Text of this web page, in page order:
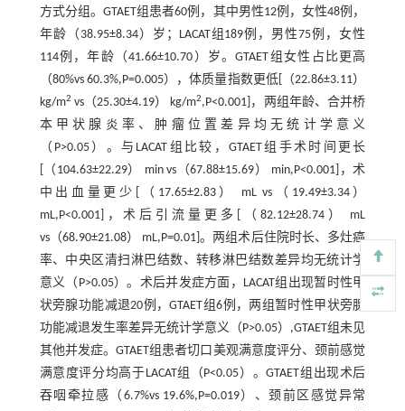
方式分组。GTAET组患者60例，其中男性12例，女性48例，
年龄（38.95±8.34）岁；LACAT组189例，男性75例，女性
114例，年龄（41.66±10.70）岁。GTAET组女性占比更高
（80%vs 60.3%,P=0.005），体质量指数更低[（22.86±3.11）
kg/m2 vs（25.30±4.19） kg/m2,P<0.001]，两组年龄、合并桥
本甲状腺炎率、肿瘤位置差异均无统计学意义
（P>0.05）。与LACAT组比较，GTAET组手术时间更长
[（104.63±22.29） min vs（67.88±15.69） min,P<0.001]，术
中出血量更少[（17.65±2.83） mL vs（19.49±3.34）
mL,P<0.001]，术后引流量更多[（82.12±28.74） mL
vs（68.90±21.08） mL,P=0.01]。两组术后住院时长、多灶癌
率、中央区清扫淋巴结数、转移淋巴结数差异均无统计学
意义（P>0.05）。术后并发症方面，LACAT组出现暂时性甲
状旁腺功能减退20例，GTAET组6例，两组暂时性甲状旁腺
功能减退发生率差异无统计学意义（P>0.05）,GTAET组未见
其他并发症。GTAET组患者切口美观满意度评分、颈前感觉
满意度评分均高于LACAT组（P<0.05）。GTAET组出现术后
吞咽牵拉感（6.7%vs 19.6%,P=0.019）、颈前区感觉异常